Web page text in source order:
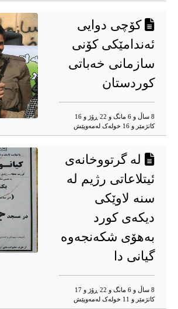
کۆچی دوایی
ئەندامێکی کۆنی
سازمانی خەباتی
کوردستان
8 ساڵ و 6 مانگ و 22 ڕۆژ و 16
کاتژمێر و 16 خوله‌ک له‌مه‌وپێش‌
لە گرتووخانەی
ئیتلاعاتی رژیم لە
سنە لاوێکی
دیکەی کورد
بەهۆی شکەنجەوە
گیانی دا
8 ساڵ و 6 مانگ و 22 ڕۆژ و 17
کاتژمێر و 11 خوله‌ک له‌مه‌وپێش‌